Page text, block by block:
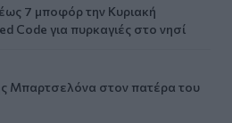
7 μποφόρ την Κυριακή
Code για πυρκαγιές στο νησί
Μπαρτσελόνα στον πατέρα του